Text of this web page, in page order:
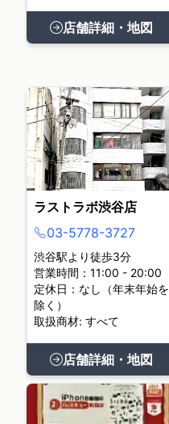
店舗詳細・地図
ラストラボ渋谷店
03-5778-3727
渋谷駅より徒歩3分
営業時間：11:00 - 20:00
定休日：なし（年末年始を
除く）
取扱商材: すべて
店舗詳細・地図